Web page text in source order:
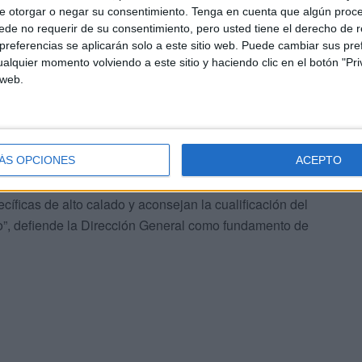
otorgar o negar su consentimiento. Tenga en cuenta que algún
no requerir de su consentimiento, pero usted tiene el derecho de
se aplicarán solo a este sitio web. Puede cambiar sus
momento volviendo a este sitio y haciendo clic en el botón
OPCIONES ACEPTO
ahora los guardias civiles que realizan servicio en
y a partir de septiembre se les dará esa titulación
quieran pasar a Ceuta deben realizar antes el
en el puerto, Tarajal, costas o la valla se requerirá
ciudades pasarán a ser mayoritariamente fiscal.
y sus peculiaridades en torno a la seguridad pública
de alto calado y aconsejan la cualificación del
defiende la Dirección General como fundamento de